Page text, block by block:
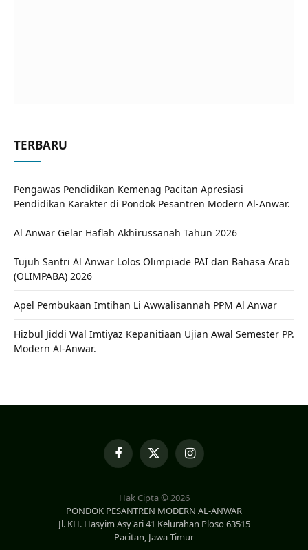
TERBARU
Pengawas Pendidikan Kemenag Pacitan Apresiasi
Pendidikan Karakter di Pondok Pesantren Modern Al-Anwar.
Al Anwar Gelar Haflah Akhirussanah Tahun 2026
Tujuh Santri Al Anwar Lolos Olimpiade PAI dan Bahasa Arab
(OLIMPABA) 2026
Apel Pembukaan Imtihan Li Awwalisannah PPM Al Anwar
Hizbul Jiddi Wal Imtiyaz Kepanitiaan Ujian Awal Semester PP.
Modern Al-Anwar.
FacebookX
(Twitter)
Instagram
Hak Cipta © 2026
PONDOK PESANTREN MODERN AL-ANWAR
Jl. KH. Hasyim Asy'ari 41 Kelurahan Ploso 63515
Pacitan, Jawa Timur